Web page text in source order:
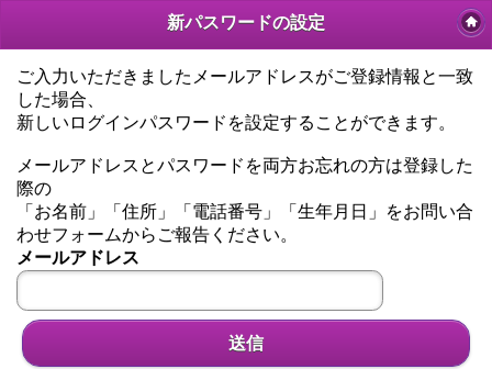
新パスワードの設定
ご入力いただきましたメールアドレスがご登録情報と一致
した場合、
新しいログインパスワードを設定することができます。
メールアドレスとパスワードを両方お忘れの方は登録した
際の
「お名前」「住所」「電話番号」「生年月日」をお問い合
わせフォームからご報告ください。
メールアドレス
送信